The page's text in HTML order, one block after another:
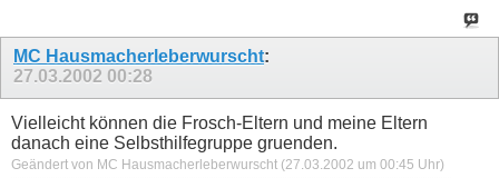
MC Hausmacherleberwurscht:
27.03.2002 00:28
Vielleicht können die Frosch-Eltern und meine Eltern
danach eine Selbsthilfegruppe gruenden.
Geändert von MC Hausmacherleberwurscht (27.03.2002 um 00:45 Uhr)